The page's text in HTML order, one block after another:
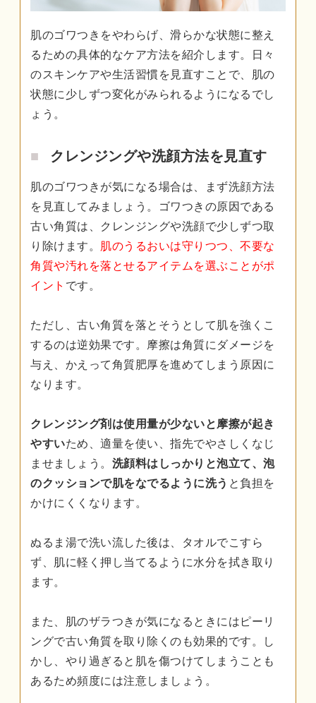
肌のゴワつきをやわらげ、滑らかな状態に整え
るための具体的なケア方法を紹介します。日々
のスキンケアや生活習慣を見直すことで、肌の
状態に少しずつ変化がみられるようになるでし
ょう。
クレンジングや洗顔方法を見直す
肌のゴワつきが気になる場合は、まず洗顔方法
を見直してみましょう。ゴワつきの原因である
古い角質は、クレンジングや洗顔で少しずつ取
り除けます。 肌のうるおいは守りつつ、不要な
角質や汚れを落とせるアイテムを選ぶことがポ
イント です。
ただし、古い角質を落とそうとして肌を強くこ
するのは逆効果です。摩擦は角質にダメージを
与え、かえって角質肥厚を進めてしまう原因に
なります。
クレンジング剤は使用量が少ないと摩擦が起き
やすいため、適量を使い、指先でやさしくなじ
ませましょう。 洗顔料はしっかりと泡立て、泡
のクッションで肌をなでるように洗う と負担を
かけにくくなります。
ぬるま湯で洗い流した後は、タオルでこすら
ず、肌に軽く押し当てるように水分を拭き取り
ます。
また、肌のザラつきが気になるときにはピーリ
ングで古い角質を取り除くのも効果的です。し
かし、やり過ぎると肌を傷つけてしまうことも
あるため頻度には注意しましょう。